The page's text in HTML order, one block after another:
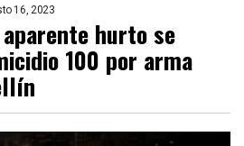
16, 2023
hurto se
100 por arma